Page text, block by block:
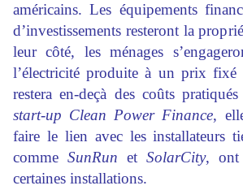
américains. Les équipements
d’investissements resteront la
leur côté, les ménages
l’électricité produite à un prix fixé
restera en-deçà des coûts
start-up Clean Power Finance,
faire le lien avec les installateurs
comme SunRun et SolarCity, ont
certaines installations.